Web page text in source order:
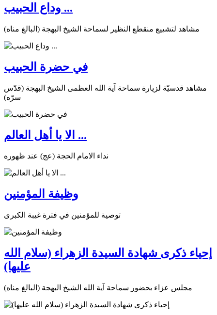
وداع الحبيب ...
مشاهد لتشييع منقطع النظير لسماحة الشيخ البهجة (البالغ مناه)
في حضرة الحبيب
مشاهد قدسيّة لزيارة سماحة آية الله العظمى الشيخ البهجة (قدّس
سرّه)
الا يا أهل العالم ...
نداء الامام الحجة (عج) عند ظهوره
وظيفة المؤمنين
توصية للمؤمنين في فترة غيبة الكبرى
إحياء ذكرى شهادة السيدة الزهراء (سلام الله
عليها)
مجلس عزاء بحضور سماحة آية الله الشيخ البهجة (البالغ مناه)